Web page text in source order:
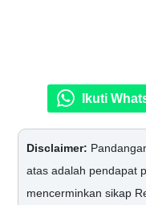
Ikuti
Disclaimer:
atas adalah pendapat
mencerminkan sikap